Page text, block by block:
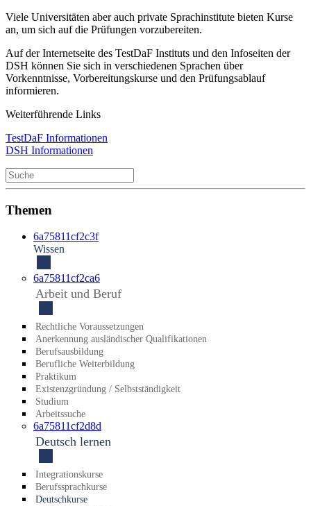
Viele Universitäten aber auch private Sprachinstitute bieten Kurse
an, um sich auf die Prüfungen vorzubereiten.
Auf der Internetseite des TestDaF Instituts und den Infoseiten der
DSH können Sie sich in verschiedenen Sprachen über
Vorkenntnisse, Vorbereitungskurse und den Prüfungsablauf
informieren.
Weiterführende Links
TestDaF Informationen
DSH Informationen
Themen
6a75811cf2c3f
Wissen
6a75811cf2ca6
Arbeit und Beruf
Recht­liche Voraus­setzungen
An­erkennung auslän­discher Qualifi­kationen
Berufs­ausbildung
Beruf­liche Weiter­bildung
Praktikum
Existenz­gründung / Selbst­ständigkeit
Studium
Arbeitssuche
6a75811cf2d8d
Deutsch lernen
Integrationskurse
Berufssprachkurse
Deutschkurse